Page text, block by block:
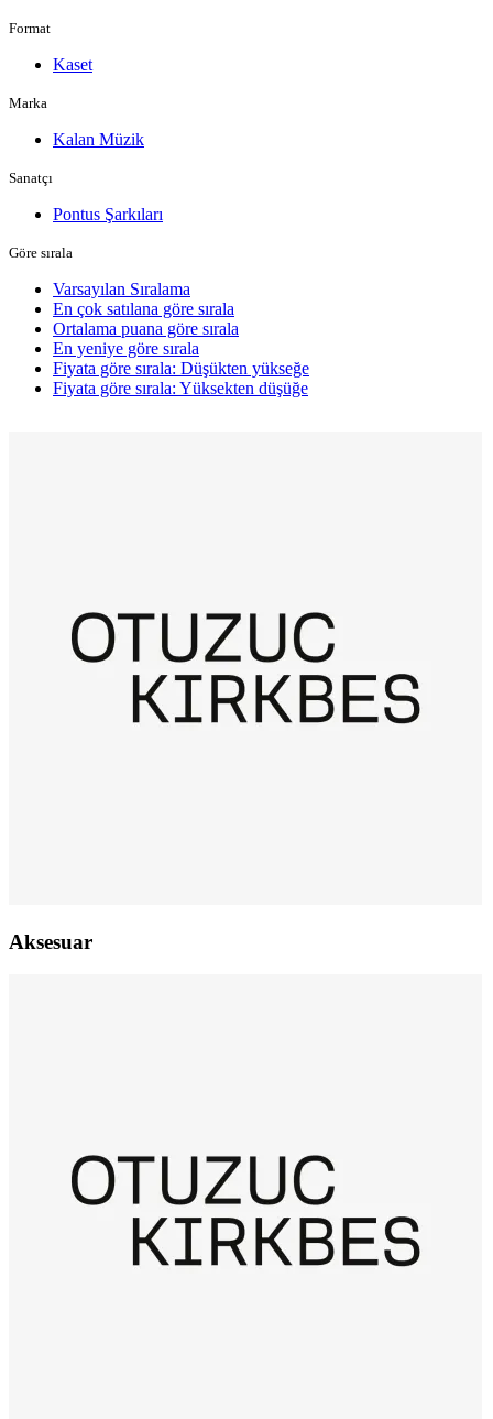
Format
Kaset
Marka
Kalan Müzik
Sanatçı
Pontus Şarkıları
Göre sırala
Varsayılan Sıralama
En çok satılana göre sırala
Ortalama puana göre sırala
En yeniye göre sırala
Fiyata göre sırala: Düşükten yükseğe
Fiyata göre sırala: Yüksekten düşüğe
Aksesuar